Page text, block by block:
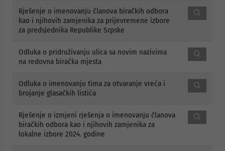
Rješenje o imenovanju članova biračkih odbora
kao i njihovih zamjenika za prijevremene izbore
za predsjednika Republike Srpske
Odluka o pridruživanju ulica sa novim nazivima
na redovna biračka mjesta
Odluka o imenovanju tima za otvaranje vreća i
brojanje glasačkih listića
Rješenje o izmjeni rješenja o imenovanju članova
biračkih odbora kao i njihovih zamjenika za
lokalne izbore 2024. godine